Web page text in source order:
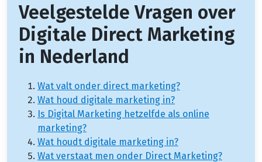
Veelgestelde Vragen over
Digitale Direct Marketing
in Nederland
Wat valt onder direct marketing?
Wat houd digitale marketing in?
Is Digital Marketing hetzelfde als online
marketing?
Wat houdt digitale marketing in?
Wat verstaat men onder Direct Marketing?